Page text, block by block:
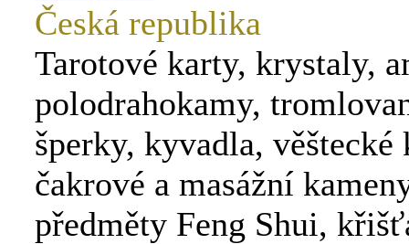
Česká republika
Tarotové karty, krystaly,
polodrahokamy,
šperky, kyvadla, věštecké
čakrové a masážní
předměty Feng Shui,